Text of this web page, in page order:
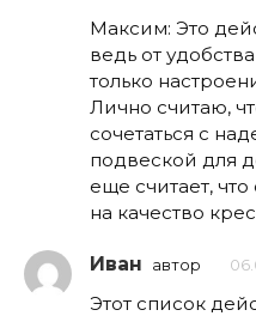
Максим: Это
ведь от
только
Лично считаю,
сочетаться с
подвеской для
еще считает,
на качество
Иван автор
Этот список